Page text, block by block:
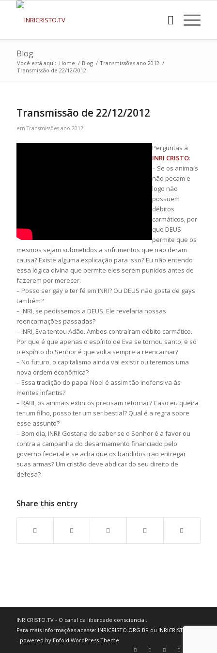
Blog
Você está aqui: Home / Blog / Transmissões ano 2012 /
Transmissão de 22/12/2012
Transmissão de 22/12/2012
emTransmissões ano 2012
Perguntas a
INRI CRISTO:
– Se os animais
não pecam e
logo não
possuem
débitos
carmáticos, por
que DEUS
permite que os
mesmos sejam submetidos a sofrimentos que não deram
causa? Existe alguma explicação para isso? Eu não entendo
essa lógica divina que permite eles serem punidos antes de
fazerem por merecer.
– Posso ser gay e ter fé em INRI? Ou DEUS não gosta de gays
também?
– INRI, se pedíssemos a DEUS, Ele revelaria nossas
reencarnações passadas?
– INRI, Eva tentou Adão. Ambos contraíram débito carmático.
Por que é que apenas o espírito de Eva se tornou santo, e só
o espírito do Senhor é que volta sempre a reencarnar?
– No futuro, o capitalismo ainda vai existir ou teremos uma
nova ordem econômica?
– Essa tradição do papai Noel é assim tão inofensiva às
mentes infantis?
– RABI, os animais extintos precisam retornar? Caso eu queira
ter um filho, posso ter um ser bestial? Qual é a regra sobre
esse assunto?
– Bom dia, INRI! Gostaria de saber se o Senhor é a favor ou
contra a campanha do desarmamento financiado pelo
governo federal e se acha que os bandidos irão entregar
suas armas? Um cristão deve abdicar do seu direito de
defesa?
Share this entry
INRICRISTO.TV - O canal da liberdade consciencial.
Para mais informações acesse: INRICRISTO.ORG.BRou INRICRISTO.NET
- powered by Enfold WordPress Theme